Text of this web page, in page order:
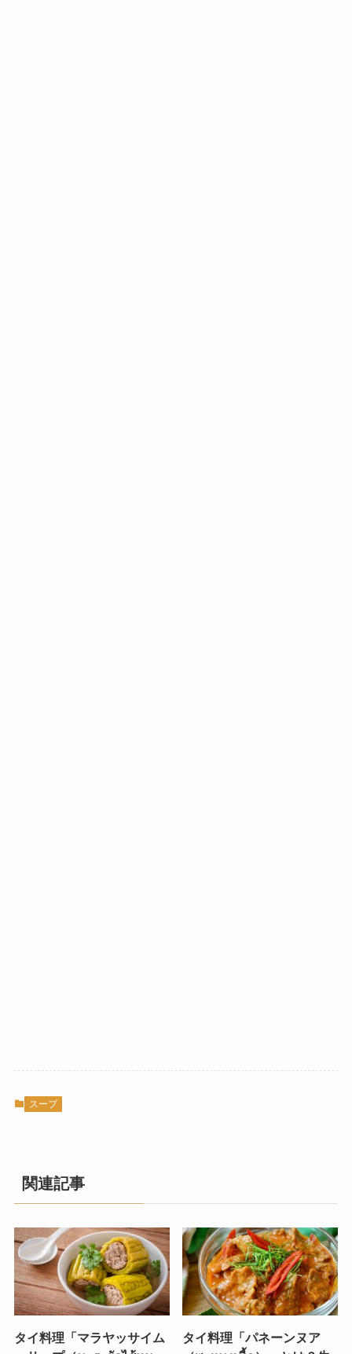
スープ
関連記事
タイ料理「マラヤッサイム
タイ料理「パネーンヌア